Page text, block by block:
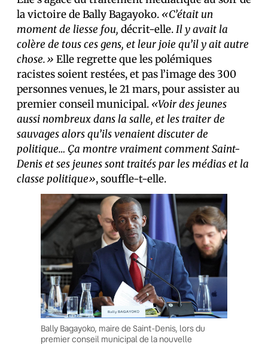
la victoire de Bally Bagayoko. «C’était un
moment de liesse fou, décrit-elle.Il y avait la
colère de tous ces gens, et leur joie qu’il y ait autre
chose.» Elle regrette que les polémiques
racistes soient restées, et pas l’image des 300
personnes venues, le 21 mars, pour assister au
premier conseil municipal. «Voir des jeunes
aussi nombreux dans la salle, et les traiter de
sauvages alors qu’ils venaient discuter de
politique… Ça montre vraiment comment Saint-
Denis et ses jeunes sont traités par les médias et la
classe politique», souffle-t-elle.
Bally Bagayoko, maire de Saint-Denis, lors du
premier conseil municipal de la nouvelle